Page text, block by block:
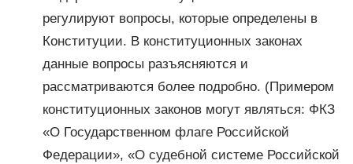
регулируют вопросы, которые определены в
Конституции. В конституционных законах
данные вопросы разъясняются и
рассматриваются более подробно. (Примером
конституционных законов могут являться: ФКЗ
«О Государственном флаге Российской
Федерации», «О судебной системе Российской